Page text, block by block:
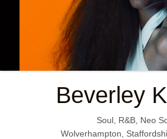
Beverley
Soul, R&B, Neo
Wolverhampton,